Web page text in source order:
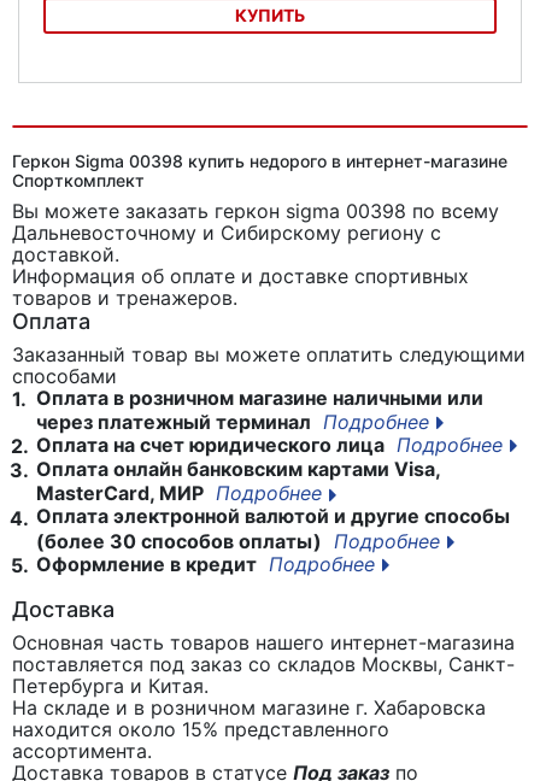
КУПИТЬ
Геркон Sigma 00398 купить недорого в интернет-магазине
Спорткомплект
Вы можете заказать геркон sigma 00398 по всему
Дальневосточному и Сибирскому региону с
доставкой.
Информация об оплате и доставке спортивных
товаров и тренажеров.
Оплата
Заказанный товар вы можете оплатить следующими
способами
1. Оплата в розничном магазине наличными или
через платежный терминал Подробнее
2. Оплата на счет юридического лица Подробнее
3. Оплата онлайн банковским картами Visa,
MasterCard, МИР Подробнее
4. Оплата электронной валютой и другие способы
(более 30 способов оплаты)
Подробнее
5. Оформление в кредит Подробнее
Доставка
Основная часть товаров нашего интернет-магазина
поставляется под заказ со складов Москвы, Санкт-
Петербурга и Китая.
На складе и в розничном магазине г. Хабаровска
находится около 15% представленного
ассортимента.
Доставка товаров в статусе Под заказ по